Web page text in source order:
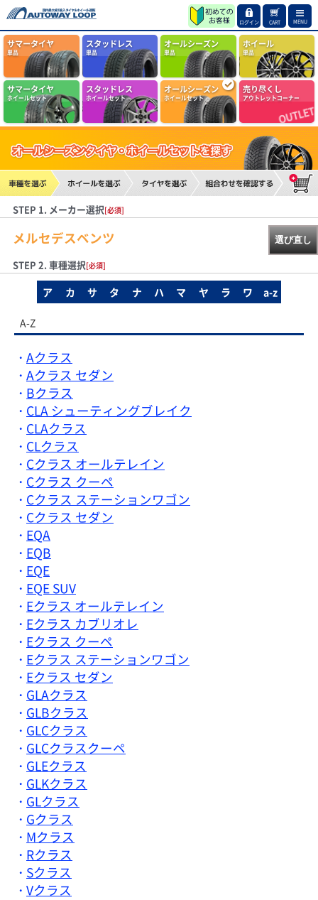
ログイン CART MENU
サマータイヤ
単品
スタッドレス
単品
オールシーズン
単品
ホイール
単品
サマータイヤ
ホイールセット
スタッドレス
ホイールセット
オールシーズン
ホイールセット
売り尽くし
アウトレットコーナー
STEP 1. メーカー選択[必須]
メルセデスベンツ 選び直し
STEP 2. 車種選択[必須]
ア カ サ タ ナ ハ マ ヤ ラ ワ a-z
A-Z
Aクラス
Aクラス セダン
Bクラス
CLA シューティングブレイク
CLAクラス
CLクラス
Cクラス オールテレイン
Cクラス クーペ
Cクラス ステーションワゴン
Cクラス セダン
EQA
EQB
EQE
EQE SUV
Eクラス オールテレイン
Eクラス カブリオレ
Eクラス クーペ
Eクラス ステーションワゴン
Eクラス セダン
GLAクラス
GLBクラス
GLCクラス
GLCクラスクーペ
GLEクラス
GLKクラス
GLクラス
Gクラス
Mクラス
Rクラス
Sクラス
Vクラス